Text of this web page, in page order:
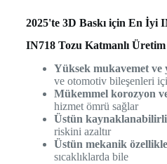
2025'te 3D Baskı için En İyi
IN718 Tozu Katmanlı
Yüksek mukavemet
ve otomotiv bileşenleri
Mükemmel korozyon
hizmet ömrü sağlar
Üstün
riskini azaltır
Üstün mekanik
sıcaklıklarda bile